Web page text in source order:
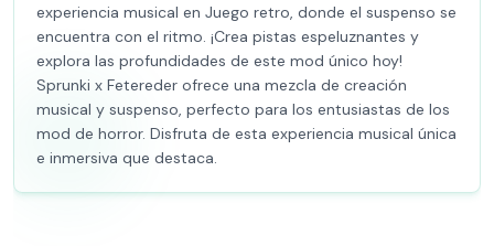
experiencia musical en Juego retro, donde el suspenso se
encuentra con el ritmo. ¡Crea pistas espeluznantes y
explora las profundidades de este mod único hoy!
Sprunki x Fetereder ofrece una mezcla de creación
musical y suspenso, perfecto para los entusiastas de los
mod de horror. Disfruta de esta experiencia musical única
e inmersiva que destaca.